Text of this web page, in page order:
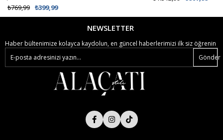
NEWSLETTER
Haber bültenimize kolayca kaydolun, en güncel haberlerimizi ilk siz öğrenin
Gönder